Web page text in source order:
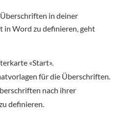
in deiner
in Word zu definieren, geht
«Start».
für die Überschriften.
nach ihrer
definieren.